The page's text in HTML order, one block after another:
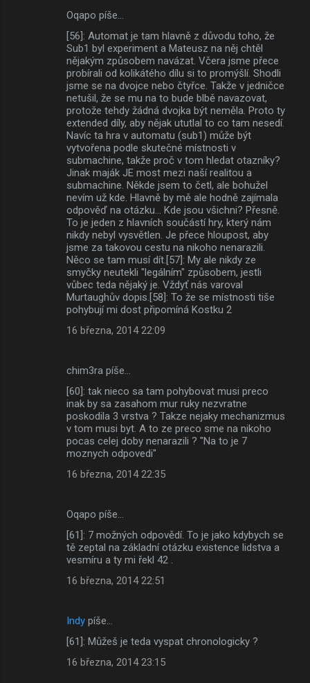
Oqapo píše…
[56]: Automat je tam hlavně z důvodu toho, že
Sub1 byl experiment a Mateusz na něj chtěl
nějakým způsobem navázat. Včera jsme přece
probírali od kolikátého dílu si to promýšlí. Shodli
jsme se na dvojce nebo čtyřce. Takže v jedničce
netušil, že se mu na to bude blbě navazovat,
protože tehdy žádná dvojka být neměla. Proto ty
extended díly, aby nějak ututlal to co tam nesedí.
Navíc ta hra v automatu (sub1) může být
vytvořena podle skutečné místnosti v
submachine, takže proč v tom hledat otazníky?
Jinak maják JE most mezi naší realitou a
submachine. Někde jsem to četl, ale bohužel
nevím už kde. Hlavně by mě ale hodně zajímala
odpověď na otázku... Kde jsou všichni? Přesně.
To je jeden z hlavních součástí hry, který nám
nikdy nebyl vysvětlen. Je přece hloupost, aby
jsme za takovou cestu na nikoho nenarazili.
Něco se tam musí dít.[57]: My ale nikdy ze
smyčky neutekli "legálním" způsobem, jestli
vůbec teda nějaký je. Vždyť nás varoval
Murtaughův dopis.[58]: To že se místnosti tiše
pohybují mi dost připomíná Kostku 2
16 března, 2014 22:09
chim3ra píše…
[60]: tak nieco sa tam pohybovat musi preco
inak by sa zasahom mur ruky nezvratne
poskodila 3 vrstva ? Takze nejaky mechanizmus
v tom musi byt. A to ze preco sme na nikoho
pocas celej doby nenarazili ? "Na to je 7
moznych odpovedi"
16 března, 2014 22:35
Oqapo píše…
[61]: 7 možných odpovědí. To je jako kdybych se
tě zeptal na základní otázku existence lidstva a
vesmíru a ty mi řekl 42 .
16 března, 2014 22:51
Indy píše…
[61]: Můžeš je teda vyspat chronologicky ?
16 března, 2014 23:15